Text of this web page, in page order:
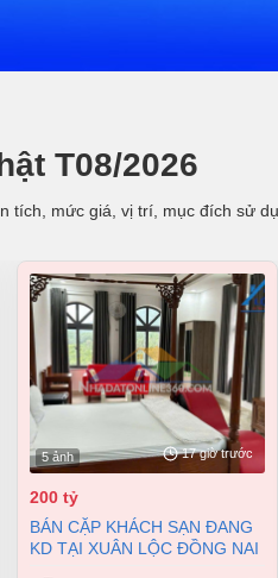
T08/2026
tích, mức giá, vị trí, mục đích sử
5 ảnh 17 giờ trước
200 tỷ
BÁN CẶP KHÁCH SẠN ĐANG
KD TẠI XUÂN LỘC ĐỒNG NAI